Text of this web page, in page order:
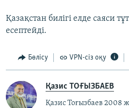
Қазақстан билігі елде саяси
есептейді.
Бөлісу VPN-сіз оқу
Қазис ТОҒЫЗБАЕВ
Қазис Тоғызбаев 2008